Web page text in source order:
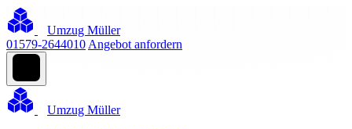
Umzug Müller
01579-2644010 Angebot anfordern
Umzug Müller